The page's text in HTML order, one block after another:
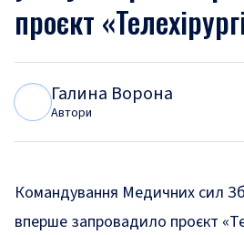
проєкт
Галина Ворона
Автори
Командування Медичних сил
вперше запровадило проєкт